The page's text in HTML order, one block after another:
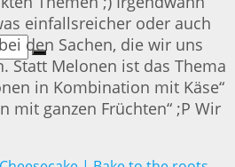
einfallsreicher oder auch
den Sachen, die wir uns
Statt Melonen ist das Thema
in Kombination mit Käse“
mit ganzen Früchten“ ;P Wir